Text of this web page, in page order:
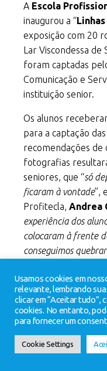
A Escola
inaugurou a “
exposição com 20
Lar Viscondessa
foram captadas
Comunicação e
instituição senior.
Os alunos
para a captação
recomendações de
fotografias
seniores, que “só
ficaram à vontade”,
Profitecla, Andrea
experiência dos
colocaram à frente
conseguimos
muito para contar”,
Notícia: Diário de
Usamos cookies em
relevante, lembrando
clicar em “Aceitar tudo”,
cookies. No entanto,
para fornecer um
Cookie Settings